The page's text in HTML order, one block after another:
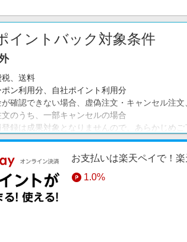
イントバック対象条件
税、送料
ポン利用分、自社ポイント利用分
が確認できない場合、虚偽注文・キャンセル注
文のうち、一部キャンセルの場合
録は成果対象となりませんので、あらかじめご
お支払いは楽天ペイで！
1.0%